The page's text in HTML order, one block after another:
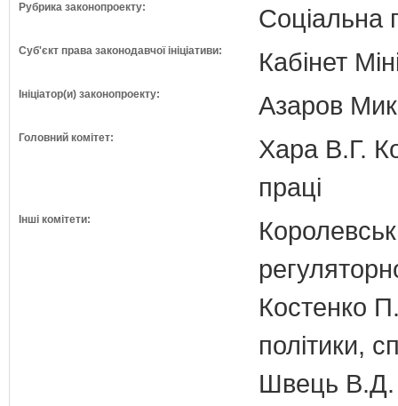
Рубрика законопроекту: Соціальна
Суб'єкт права законодавчої ініціативи: Кабінет
Ініціатор(и) законопроекту: Азаров
Головний комітет:
Хара В.Г.
праці
Інші комітети:
Костенко
політики,
Швець В.Д.